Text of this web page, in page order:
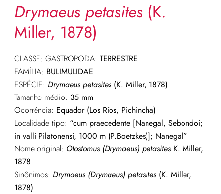
Drymaeus petasites(K.
Miller, 1878)
CLASSE: GASTROPODA: TERRESTRE
FAMÍLIA: BULIMULIDAE
ESPÉCIE: Drymaeus petasites(K. Miller, 1878)
Tamanho médio: 35 mm
Ocorrência: Equador (Los Ríos, Pichincha)
Localidade tipo: “cum praecedente [Nanegal, Sebondoi;
in valli Pilatonensi, 1000 m (P.Boetzkes)]; Nanegal”
Nome original: Otostomus (Drymaeus) petasitesK. Miller,
1878
Sinônimos: Drymaeus (Drymaeus) petasites(K. Miller,
1878)